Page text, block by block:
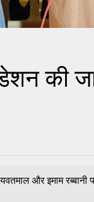
की
और इमाम